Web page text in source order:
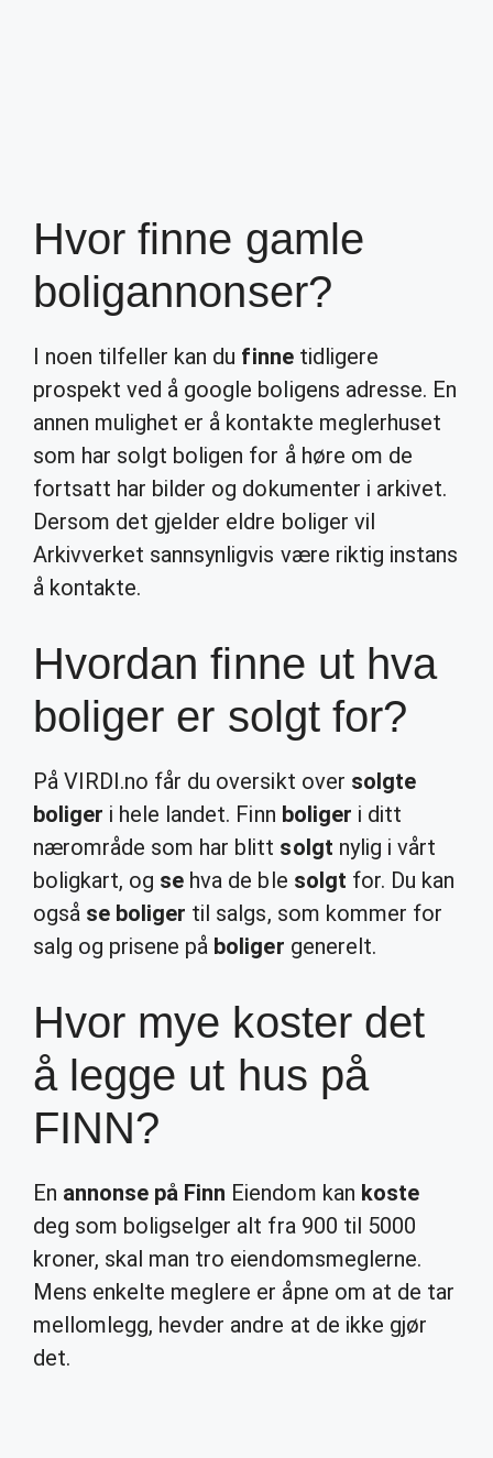
Hvor finne gamle
boligannonser?
I noen tilfeller kan du finnetidligere
prospekt ved å google boligens adresse. En
annen mulighet er å kontakte meglerhuset
som har solgt boligen for å høre om de
fortsatt har bilder og dokumenter i arkivet.
Dersom det gjelder eldre boliger vil
Arkivverket sannsynligvis være riktig instans
å kontakte.
Hvordan finne ut hva
boliger er solgt for?
På VIRDI.no får du oversikt over solgte
boliger i hele landet. Finn boliger i ditt
nærområde som har blitt solgt nylig i vårt
boligkart, og se hva de ble solgt for. Du kan
også se boliger til salgs, som kommer for
salg og prisene på boliger generelt.
Hvor mye koster det
å legge ut hus på
FINN?
En annonse på Finn Eiendom kan koste
deg som boligselger alt fra 900 til 5000
kroner, skal man tro eiendomsmeglerne.
Mens enkelte meglere er åpne om at de tar
mellomlegg, hevder andre at de ikke gjør
det.